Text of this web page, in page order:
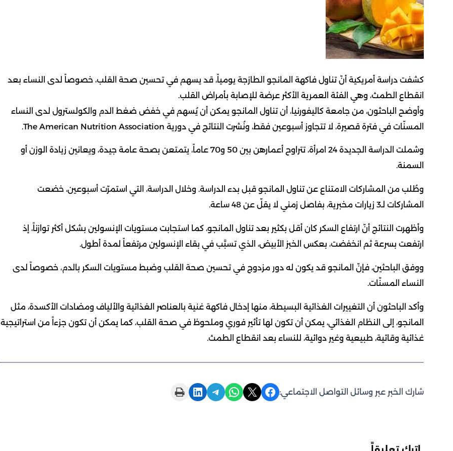
كشفت دراسة أمريكية أنّ تناول فاكهة المانجو الطازجة يومياً، قد يسهم في تحسين صحة القلب، خصوصاً لدى النساء بعد
انقطاع الطمث، وهي الفئة العمرية الأكثر عرضة للإصابة بأمراض القلب.
وأوضح الباحثون، من جامعة كاليفورنيا، أن تناول المانجو يمكن أن يُسهم في خفض ضغط الدم والكولسترول لدى النساء
المسنّات في فترة قصيرة، لا تتجاوز أسبوعين فقط، ونُشرت النتائج في دورية The American Nutrition Association.
وشملت الدراسة الجديدة 24 امرأة، تتراوح أعمارهن بين 50 و70 عاماً، يتمتعن بصحة عامة جيدة، ويعانين زيادة الوزن أو
السمنة.
وطُلب من المشاركات الامتناع عن تناول المانجو قبل بدء الدراسة. وخلال الدراسة، التي استمرّت أسبوعين، خضعت
المشاركات لـ3 زيارات مخبرية، بفاصل زمني لا يقلّ عن 48 ساعة.
وأظهرت النتائج أنّ ارتفاع السكر كان أقل بكثير بعد تناول المانجو، كما استجابت مستويات الإنسولين بشكل أكثر توازناً، إذ
ارتفعت بسرعة ثم انخفضت، بعكس الخبز الأبيض، الذي تسبَّب في بقاء الإنسولين مرتفعاً لمدة أطول.
ووفق الباحثين، فإنّ المانجو قد يكون له دور مزدوج في تحسين صحة القلب وضبط مستويات السكر بالدم، خصوصاً لدى
النساء المسنّات.
وأكد الباحثون أن التغييرات الغذائية البسيطة، منها إدخال فاكهة غنية بالعناصر الغذائية والألياف ومضادات الأكسدة، مثل
المانجو، إلى النظام الغذائي، يمكن أن تكون لها تأثير فوري وملحوظ في صحة القلب، كما يمكن أن تكون جزءاً من استراتيجية
غذائية وقائية، طبيعية وغير دوائية، للنساء بعد انقطاع الطمث.
شارك الخبر عبر وسائل التواصل الاجتماعي: Share on Facebook
Share on X
Share on WhatsApp
Share on Telegram
Share on LinkedIn
Print this Page